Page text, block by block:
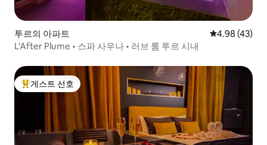
투르의 아파트 평점 4.98점(5
4.98 (43)
L'After Plume • 스파 사우나 • 러브 룸 투르 시내
상위 게스트 선호
게스트 선호